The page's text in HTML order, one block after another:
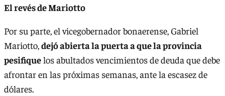
El revés de Mariotto
Por su parte, el vicegobernador bonaerense, Gabriel
Mariotto,dejó abierta la puerta a que la provincia
pesifiquelos abultados vencimientos de deuda que debe
afrontar en las próximas semanas, ante la escasez de
dólares.